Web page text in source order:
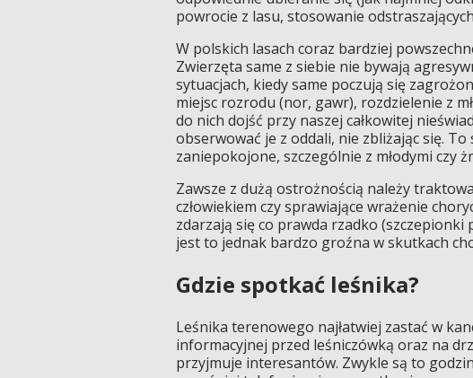
powrocie z lasu, stosowanie
W polskich lasach coraz bardziej
Zwierzęta same z siebie nie bywają
sytuacjach, kiedy same poczują się
miejsc rozrodu (nor, gawr), rozdzielenie z
do nich dojść przy naszej całkowitej
obserwować je z oddali, nie zbliżając się.
zaniepokojone, szczególnie z młodymi czy
Zawsze z dużą ostrożnością należy
człowiekiem czy sprawiające wrażenie
zdarzają się co prawda rzadko
jest to jednak bardzo groźna w skutkach
Gdzie spotkać leśnika?
Leśnika terenowego najłatwiej zastać w
informacyjnej przed leśniczówką oraz na
przyjmuje interesantów. Zwykle są to